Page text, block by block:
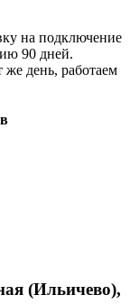
на подключение
90 дней.
день, работаем
(Ильичево),